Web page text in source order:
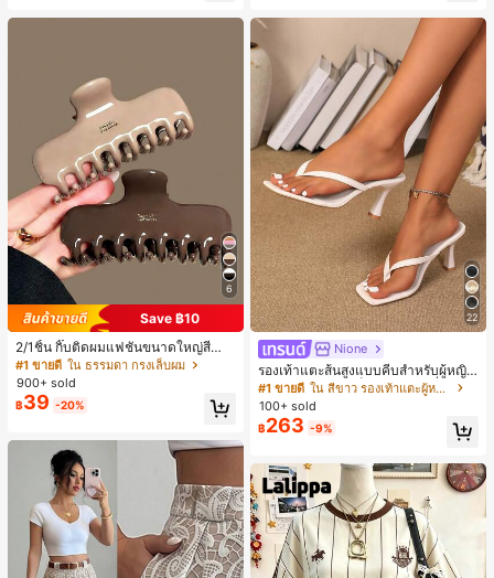
6
Save ฿10
2/1ชิ้น กิ๊บติดผมแฟชั่นขนาดใหญ่สีน้ำ
ตาลชานมสำหรับผู้หญิง เหมาะสำหรับก
ารอาบน้ำ ล้างหน้า และจัดแต่งทรงผม
#1 ขายดี ใน ธรรมดา กรงเล็บผม
900+ sold
฿39 -20%
22
Nione
รองเท้าแตะส้นสูงแบบคีบสำหรับผู้หญิง
สไตล์คลาสสิก สีบล็อก สไตล์แฟรี่ฤดูร้อ
น ส้นเข็ม รองเท้าแตะแบบคีบ รองเท้าแ
ตะชายหาดแฟชั่นสายไขว้ รองเท้าผู้ห
ญิง สำหรับออฟฟิศ บ้าน กลางแจ้ง ดีไซ
น์หัวเหลี่ยม ชิคและหรูหรา สำหรับเดทไ
นท์
#1 ขายดี
ใน สีขาว รองเท้าแตะผู้หญิง
100+ sold
฿263 -9%